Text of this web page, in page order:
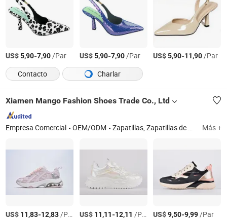
US$5,90-7,90/Par US$5,90-7,90/Par US$5,90-11,90/Par
Contacto
Charlar
Xiamen Mango Fashion Shoes Trade Co., Ltd
Empresa Comercial OEM/ODM Zapatillas, Zapatillas de mujer, Calzado deportivo, Patinetas, Calzado casual, Vulcanizado, Botas, Sandalias, Chanclas Más +
US$ 11,83-12,83/Par US$ 11,11-12,11 /Par US$9,50-9,99/Par